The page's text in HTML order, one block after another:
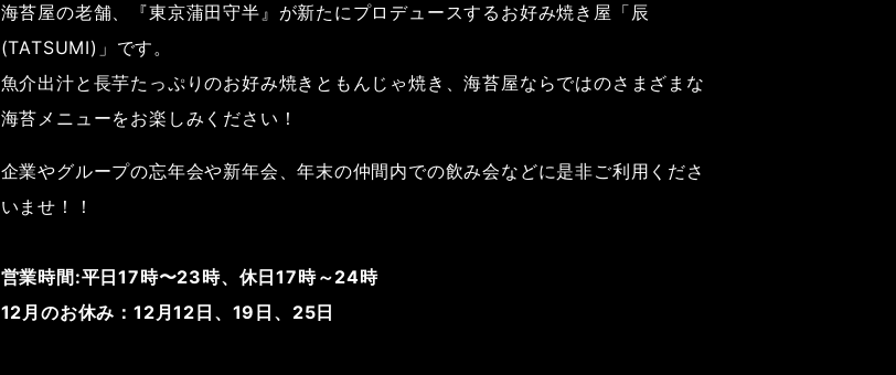
海苔屋の老舗、『東京蒲田守半』が新たにプロデュースするお好み焼き屋「辰
(TATSUMI)」です。
魚介出汁と長芋たっぷりのお好み焼きともんじゃ焼き、海苔屋ならではのさまざまな
海苔メニューをお楽しみください！
企業やグループの忘年会や新年会、年末の仲間内での飲み会などに是非ご利用くださ
いませ！！
営業時間:平日17時〜23時、休日17時～24時
12月のお休み：12月12日、19日、25日